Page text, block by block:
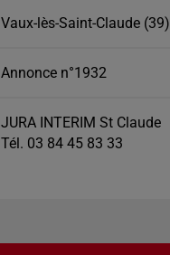
Vaux-lès-Saint-Claude (39)
Annonce n°1932
JURA INTERIM St Claude
Tél. 03 84 45 83 33